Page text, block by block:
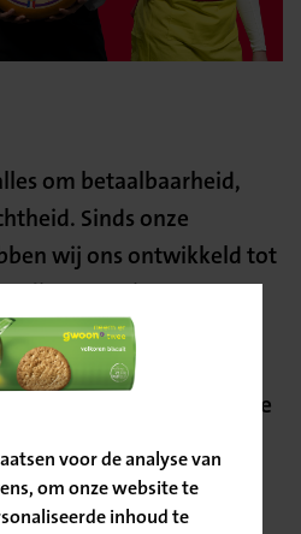
voor de analyse van
om onze website te
inhoud te
om betaalbaarheid,
Sinds onze
wij ons ontwikkeld tot
Onze
wij bieden een
van hoge
Bij Nettorama kun je
kwaliteit tegen een